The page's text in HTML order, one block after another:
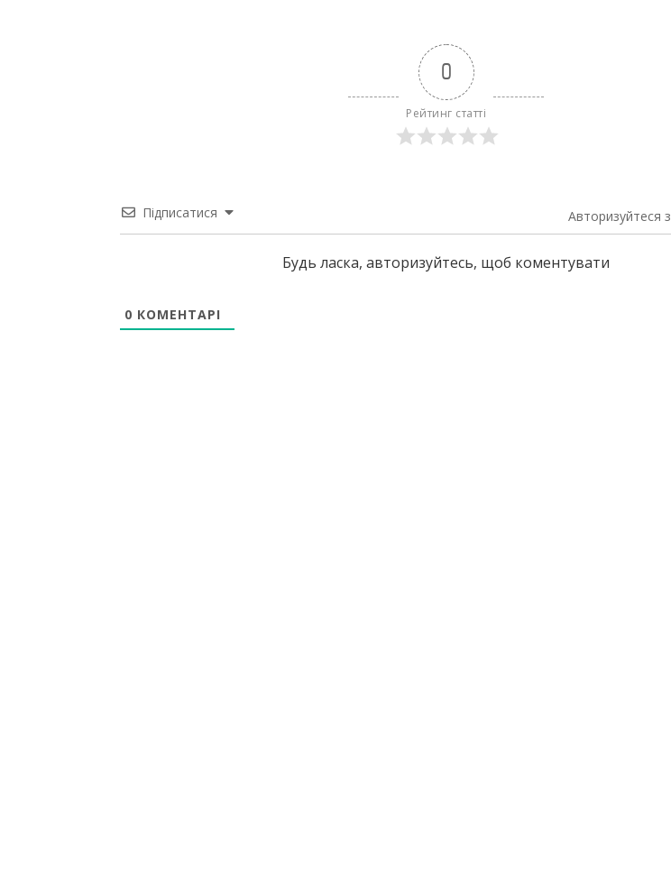
0
Рейтинг статті
Підписатися Авторизуйтеся з
Будь ласка, авторизуйтесь, щоб коментувати
0 КОМЕНТАРІ